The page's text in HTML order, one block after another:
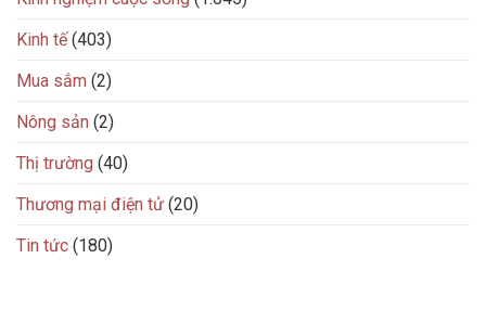
Kinh tế(403)
Mua sắm (2)
Nông sản (2)
Thị trường (40)
Thương mại điện tử (20)
Tin tức (180)